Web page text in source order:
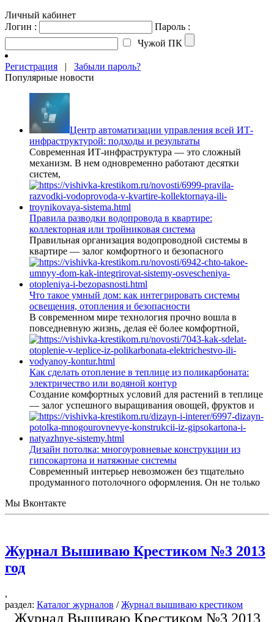
Личный кабинет
Логин :
Пароль :
Чужой ПК
Регистрация | Забыли пароль?
Популярные новости
Центр автоматизации управления всей ИТ-
инфраструктурой: подходы и результаты
Современная ИТ-инфраструктура — это сложный
механизм. В нем одновременно работают десятки
систем,
Правила разводки водопровода в квартире:
коллекторная или тройниковая система
Правильная организация водопроводной системы в
квартире — залог комфортного и безопасного
Что такое умный дом: как интегрировать системы
освещения, отопления и безопасности
В современном мире технология прочно вошла в
повседневную жизнь, делая её более комфортной,
Как сделать отопление в теплице из поликарбоната:
электричество или водяной контур
Создание комфортных условий для растений в теплице
— залог успешного выращивания овощей, фруктов и
Дизайн потолка: многоуровневые конструкции из
гипсокартона и натяжные системы
Современный интерьер невозможен без тщательно
продуманного потолочного оформления. Он не только
Мы Вконтакте
Журнал Вышиваю Крестиком №3 2013
год
,
раздел: Каталог журналов /Журнал вышиваю крестиком
Журнал Вышиваю Крестиком №3 2013